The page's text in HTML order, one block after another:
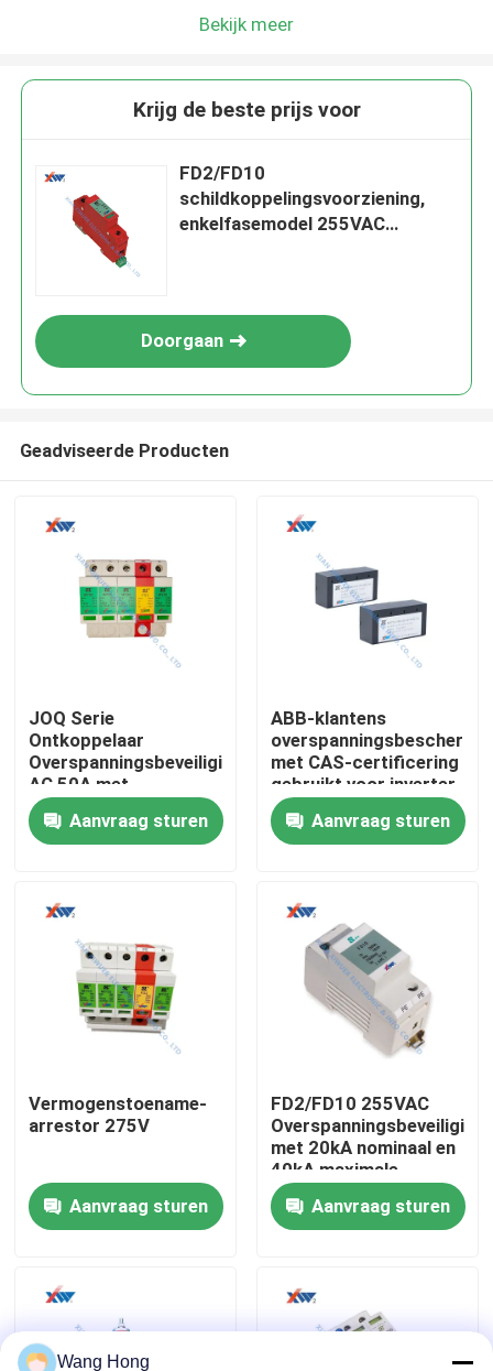
Huis
Producten
Ongeveer ons
Fabrieksreis
Verzoek om een Citaat
Hoogspannings Ceramische Condensator
De Condensatoren van de hoogspanningsdeurknop
Bekijk meer
Krijg de beste prijs voor
FD2/FD10
schildkoppelingsvoorziening,
enkelfasemodel 255VAC
Doorgaan
Geadviseerde Producten
JOQ Serie
Ontkoppelaar
Overspanningsbeveiliging
AC 50A met
Meerlaagse
Bescherming en
Zinkoxide
Railmontage
Aanvraag sturen
ABB-klantens
met CAS-certificering
gebruikt voor inverter
Aanvraag sturen
Vermogenstoename-
arrestor 275V
Aanvraag sturen
FD2/FD10 255VAC
Overspanningsbeveiliging
met 20kA nominaal en
40kA maximale
inschakelstroom voor
N-PE bescherming
Aanvraag sturen
Wang Hong